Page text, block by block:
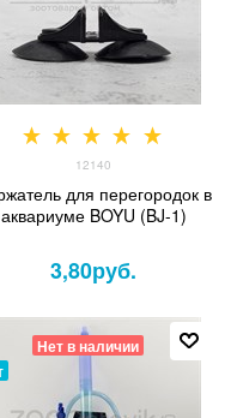
12140
для перегородок в
аквариуме BOYU (BJ-1)
3,80руб.
Нет в наличии